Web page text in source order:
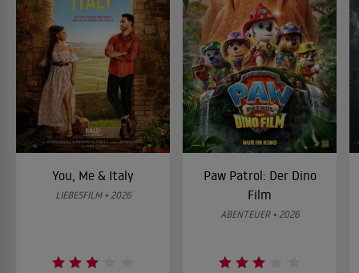
You, Me & Italy
LIEBESFILM • 2026
Paw Patrol: Der Dino
Film
ABENTEUER • 2026